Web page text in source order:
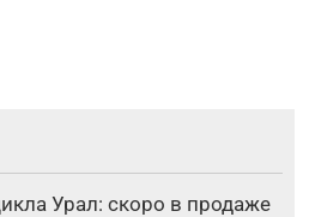
Урал: скоро в продаже